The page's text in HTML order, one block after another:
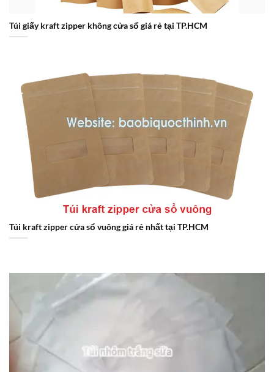
Túi giấy kraft zipper không cửa sổ giá rẻ tại TP.HCM
Túi kraft zipper cửa sổ vuông giá rẻ nhất tại TP.HCM